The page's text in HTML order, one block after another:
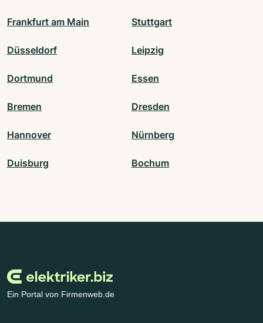
Frankfurt am Main Stuttgart
Düsseldorf Leipzig
Dortmund Essen
Bremen Dresden
Hannover Nürnberg
Duisburg Bochum
Ein Portal von Firmenweb.de